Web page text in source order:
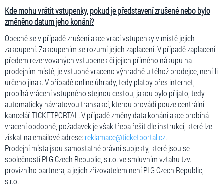
Kde mohu vrátit vstupenky, pokud je představení zrušené nebo bylo
změněno datum jeho konání?
Obecně se v případě zrušení akce vrací vstupenky v místě jejich
zakoupení. Zakoupením se rozumí jejich zaplacení. V případě zaplacení
předem rezervovaných vstupenek či jejich přímého nákupu na
prodejním místě, je vstupné vraceno výhradně u téhož prodejce, není-li
určeno jinak. V případě online úhrady, tedy platby přes internet,
probíhá vrácení vstupného stejnou cestou, jakou bylo přijato, tedy
automaticky návratovou transakcí, kterou provádí pouze centrální
kancelář TICKETPORTAL. V případě změny data konání akce probíhá
vracení obdobně, požadavek je však třeba řešit dle instrukcí, které lze
získat na emailové adrese: reklamace@ticketportal.cz.
Prodejní místa jsou samostatné právní subjekty, které jsou se
společností PLG Czech Republic, s.r.o. ve smluvním vztahu tzv.
provizního partnera, a jejich zřizovatelem není PLG Czech Republic,
s.r.o.